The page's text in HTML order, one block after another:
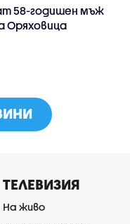
58-годишен мъж
Оряховица
ТЕЛЕВИЗИЯ
На живо